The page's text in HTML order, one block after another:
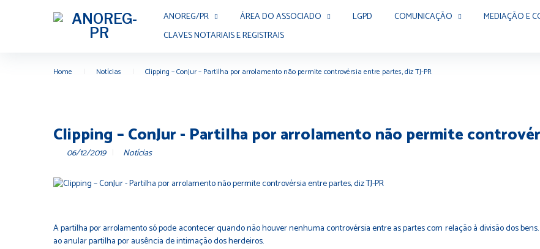
ANOREG/PR ÁREA DO ASSOCIADO LGPD COMUNICAÇÃO MEDIAÇÃO E
CLAVES NOTARIAIS E REGISTRAIS
Home Notícias Clipping – ConJur – Partilha por arrolamento não permite controvérsia entre partes, diz TJ-PR
Clipping – ConJur - Partilha por arrolamento não permite
06/12/2019 Notícias
A partilha por arrolamento só pode acontecer quando não houver nenhuma controvérsia entre as partes com relação à divisão dos bens.
ao anular partilha por ausência de intimação dos herdeiros.